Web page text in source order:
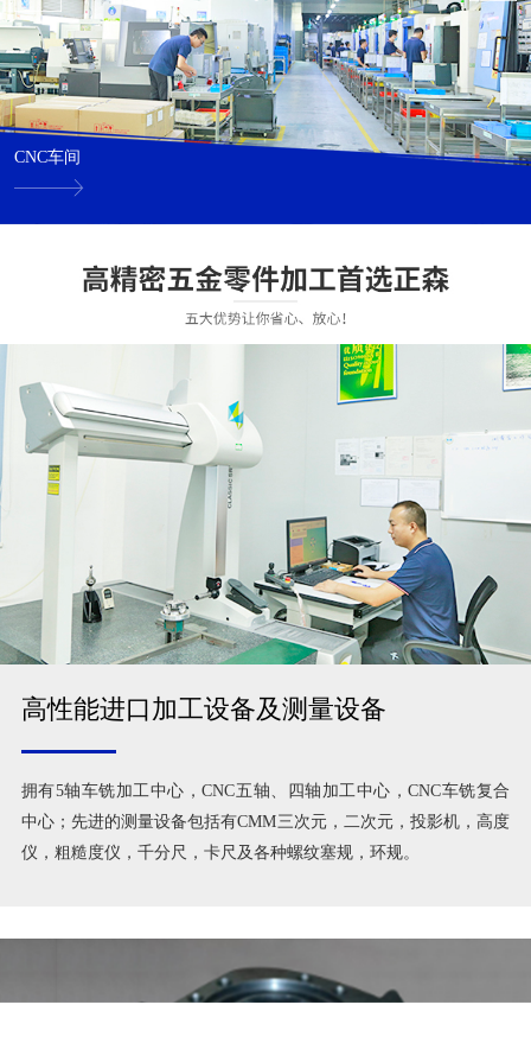
CNC车间
高性能进口加工设备及测量设备
拥有5轴车铣加工中心，CNC五轴、四轴加工中心，CNC车铣复合
中心；先进的测量设备包括有CMM三次元，二次元，投影机，高度
仪，粗糙度仪，千分尺，卡尺及各种螺纹塞规，环规。